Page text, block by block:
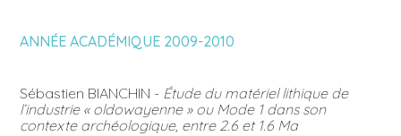
ANNÉE ACADÉMIQUE 2009-2010
Sébastien BIANCHIN - Étude du matériel lithique de
l’industrie « oldowayenne » ou Mode 1 dans son
contexte archéologique, entre 2.6 et 1.6 Ma